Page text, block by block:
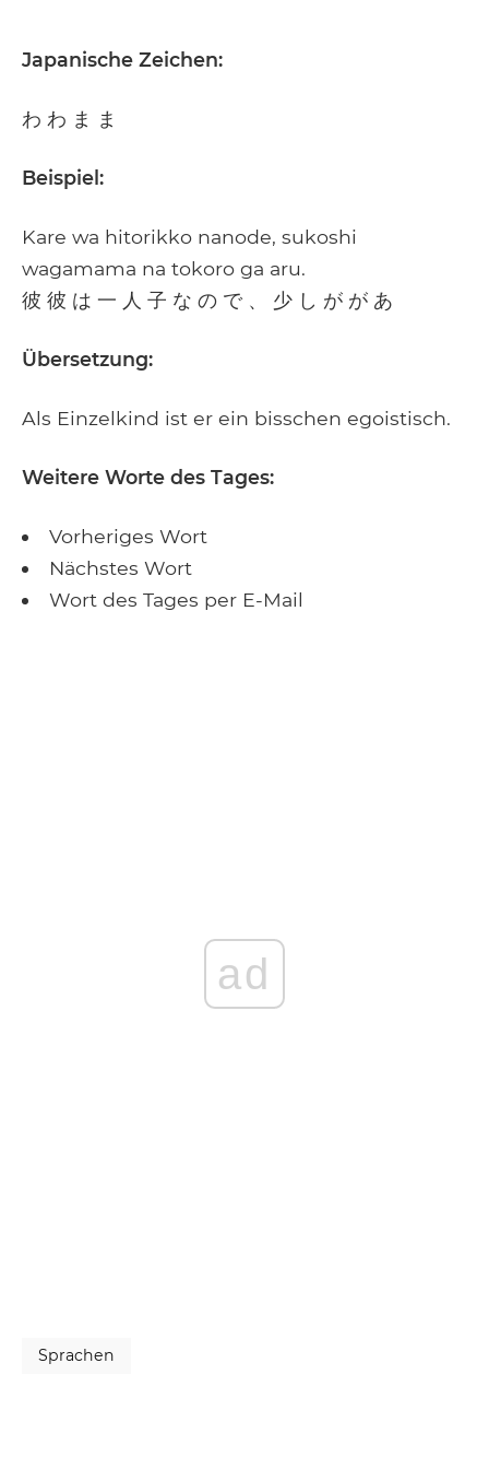
Japanische Zeichen:
わ わ ま ま
Beispiel:
Kare wa hitorikko nanode, sukoshi
wagamama na tokoro ga aru.
彼 彼 は 一 人 子 な の で 、 少 し が が あ
Übersetzung:
Als Einzelkind ist er ein bisschen egoistisch.
Weitere Worte des Tages:
Vorheriges Wort
Nächstes Wort
Wort des Tages per E-Mail
ad
Sprachen